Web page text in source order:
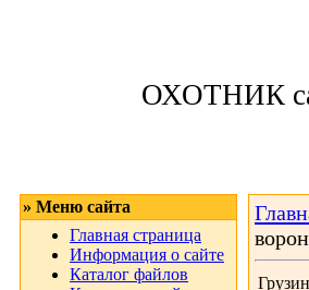
ОХОТНИК
» Меню сайта
Главная страница
Информация о сайте
Каталог файлов
ворон